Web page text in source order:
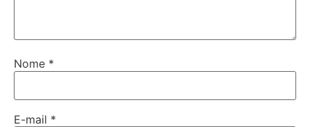
Nome *
E-mail *